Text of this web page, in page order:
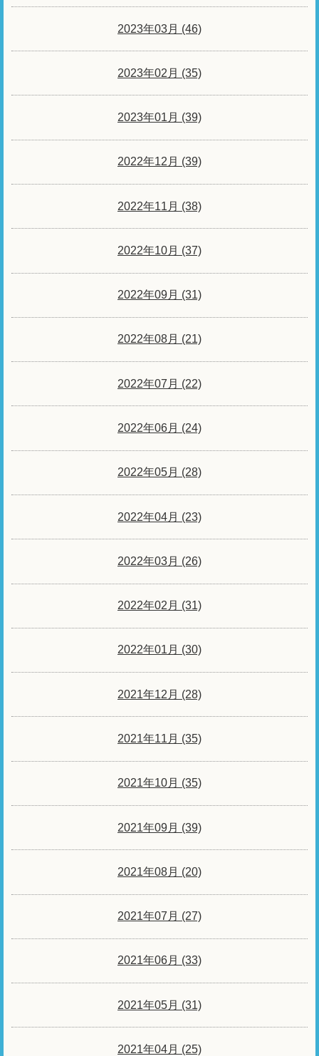
2023年03月 (46)
2023年02月 (35)
2023年01月 (39)
2022年12月 (39)
2022年11月 (38)
2022年10月 (37)
2022年09月 (31)
2022年08月 (21)
2022年07月 (22)
2022年06月 (24)
2022年05月 (28)
2022年04月 (23)
2022年03月 (26)
2022年02月 (31)
2022年01月 (30)
2021年12月 (28)
2021年11月 (35)
2021年10月 (35)
2021年09月 (39)
2021年08月 (20)
2021年07月 (27)
2021年06月 (33)
2021年05月 (31)
2021年04月 (25)